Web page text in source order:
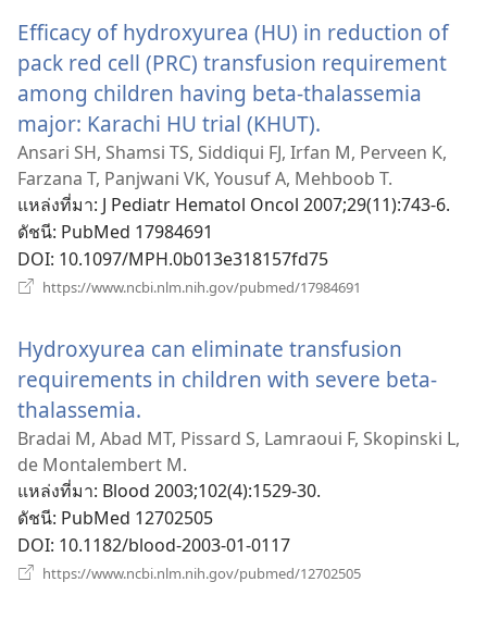
Efficacy of hydroxyurea (HU) in reduction of
pack red cell (PRC) transfusion requirement
among children having beta-thalassemia
major: Karachi HU trial (KHUT).
หน้าต่าง
ใหม่)
Ansari SH, Shamsi TS, Siddiqui FJ, Irfan M, Perveen K,
Farzana T, Panjwani VK, Yousuf A, Mehboob T.
แหล่งที่มา‎: J Pediatr Hematol Oncol 2007;29(11):743-6.
ดัชนี‎: PubMed 17984691
DOI‎: 10.1097/MPH.0b013e318157fd75
https://www.ncbi.nlm.nih.gov/pubmed/17984691
Hydroxyurea can eliminate transfusion
requirements in children with severe beta-
thalassemia.
หน้าต่าง
ใหม่)
Bradai M, Abad MT, Pissard S, Lamraoui F, Skopinski L,
de Montalembert M.
แหล่งที่มา‎: Blood 2003;102(4):1529-30.
ดัชนี‎: PubMed 12702505
DOI‎: 10.1182/blood-2003-01-0117
https://www.ncbi.nlm.nih.gov/pubmed/12702505